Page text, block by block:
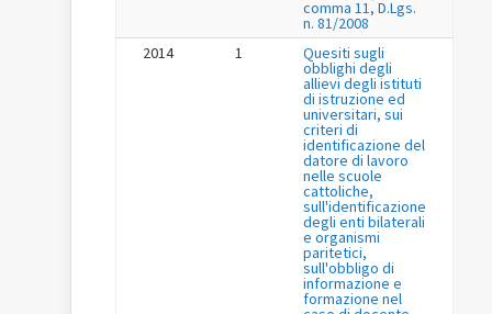
comma 11, D.Lgs.
n. 81/2008
2014
1 Quesiti sugli
obblighi degli
allievi degli istituti
di istruzione ed
universitari, sui
criteri di
identificazione del
datore di lavoro
nelle scuole
cattoliche,
sull'identificazione
degli enti bilaterali
e organismi
paritetici,
sull'obbligo di
informazione e
formazione nel